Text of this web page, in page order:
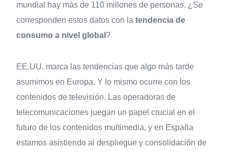
mundial hay más de 110 millones de personas. ¿Se
corresponden estos datos con la tendencia de
consumo a nivel global ?
EE.UU. marca las tendencias que algo más tarde
asumimos en Europa. Y lo mismo ocurre con los
contenidos de televisión. Las operadoras de
telecomunicaciones juegan un papel crucial en el
futuro de los contenidos multimedia, y en España
estamos asistiendo al despliegue y consolidación de